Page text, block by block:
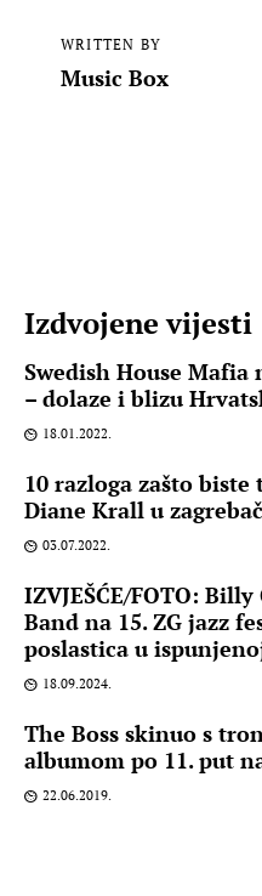
WRITTEN BY
Music Box
Izdvojene vijesti
Swedish House
– dolaze i blizu
18.01.2022.
10 razloga zašto
Diane Krall u
03.07.2022.
IZVJEŠĆE/FOTO:
Band na 15. ZG jazz
poslastica u
18.09.2024.
The Boss skinuo s
albumom po 11. put
22.06.2019.